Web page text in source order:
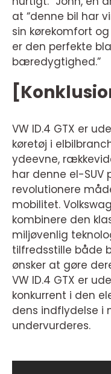
at “denne bil har
sin kørekomfort
er den perfekte
bæredygtighed.”
VW ID.4 GTX er
køretøj i
ydeevne,
har denne el-
revolutionere
mobilitet.
kombinere den
miljøvenlig
tilfredsstille både
ønsker at gøre
VW ID.4 GTX er
konkurrent i den
dens indflydelse i
undervurderes.